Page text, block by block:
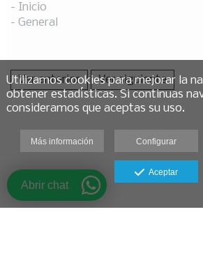
- Inicio
- General
Ver anterior Ver siguiente
Utilizamos cookies para mejorar la
obtener estadísticas. Si continuas
consideramos que aceptas su uso.
Más información Configurar
Aceptar
Abrir chat